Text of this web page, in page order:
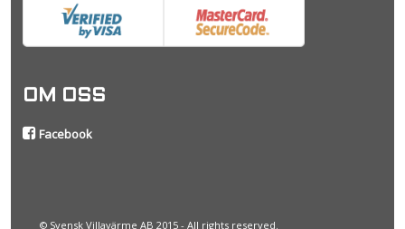
OM OSS
Facebook
© Svensk Villavärme AB 2015 - All rights reserved.